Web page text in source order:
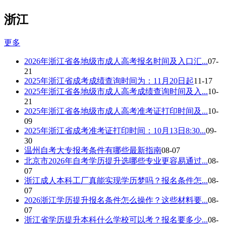
浙江
更多
2026年浙江省各地级市成人高考报名时间及入口汇...07-
21
2025年浙江省成考成绩查询时间为：11月20日起11-17
2025年浙江省各地级市成人高考成绩查询时间及入...10-
21
2025年浙江省各地级市成人高考准考证打印时间及...10-
09
2025年浙江省成考准考证打印时间：10月13日8:30...09-
30
温州自考大专报考条件有哪些最新指南08-07
北京市2026年自考学历提升选哪些专业更容易通过...08-
07
浙江成人本科工厂真能实现学历梦吗？报名条件怎...08-
07
2026浙江学历提升报名条件怎么操作？这些材料要...08-
07
浙江省学历提升本科什么学校可以考？报名要多少...08-